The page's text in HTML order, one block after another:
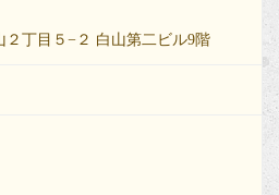
２丁目５−２ 白山第二ビル9階